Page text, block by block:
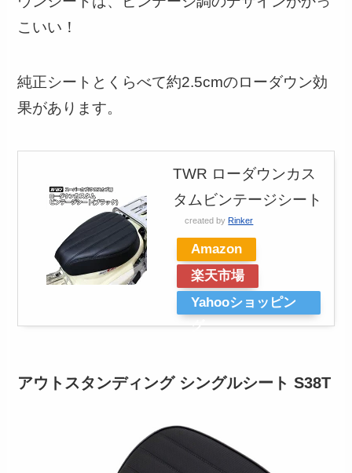
こいい！
純正シートとくらべて約2.5cmのローダウン効
果があります。
TWR ローダウンカス
タムビンテージシート
created by Rinker
Amazon
楽天市場
Yahooショッピン
グ
アウトスタンディング シングルシート S38T